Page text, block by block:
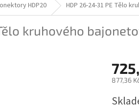
HDP20 HDP 26-24-31 PE Tělo
kruhového
877,36
cena: